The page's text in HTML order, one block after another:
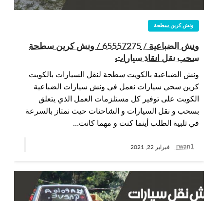
ونش كرين سطحة
ونش الضباعية / 65557275 / ونش كرين سطحة
سحب نقل انقاذ سيارات
ونش الضباعية بالكويت سطحة لنقل السيارات بالكويت
كرين سحي سيارات نعمل في ونش سيارات الضباعية
الكويت على توفير كل مستلزمات العمل الذي يتعلق
بسحب و نقل السيارات و الشاحنات حيث نمتاز بالسرعة
في تلبية الطلب أينما كنت و مهما كانت…
rwan1 فبراير 22, 2021